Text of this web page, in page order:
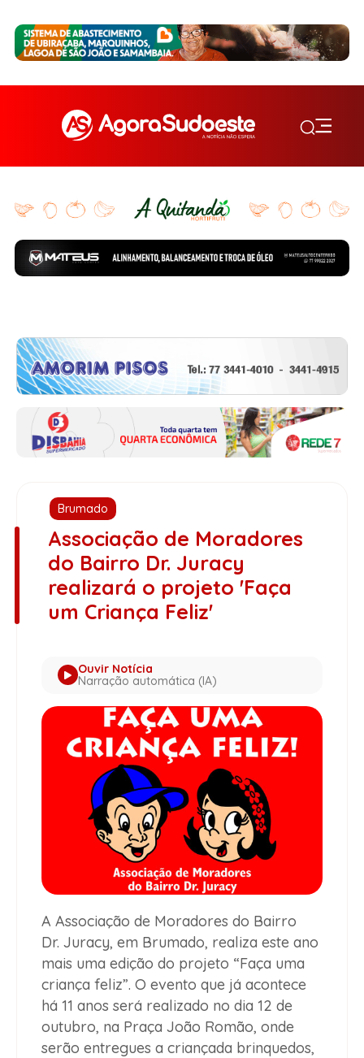
Brumado
Associação de Moradores
do Bairro Dr. Juracy
realizará o projeto 'Faça
um Criança Feliz'
Ouvir Notícia
Narração automática (IA)
A Associação de Moradores do Bairro
Dr. Juracy, em Brumado, realiza este ano
mais uma edição do projeto “Faça uma
criança feliz”. O evento que já acontece
há 11 anos será realizado no dia 12 de
outubro, na Praça João Romão, onde
serão entregues a criançada brinquedos,